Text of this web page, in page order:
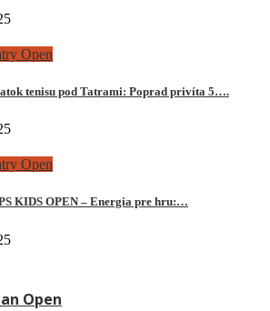
Open
tenisu pod Tatrami: Poprad privíta 5….
Open
KIDS OPEN – Energia pre hru:…
Open